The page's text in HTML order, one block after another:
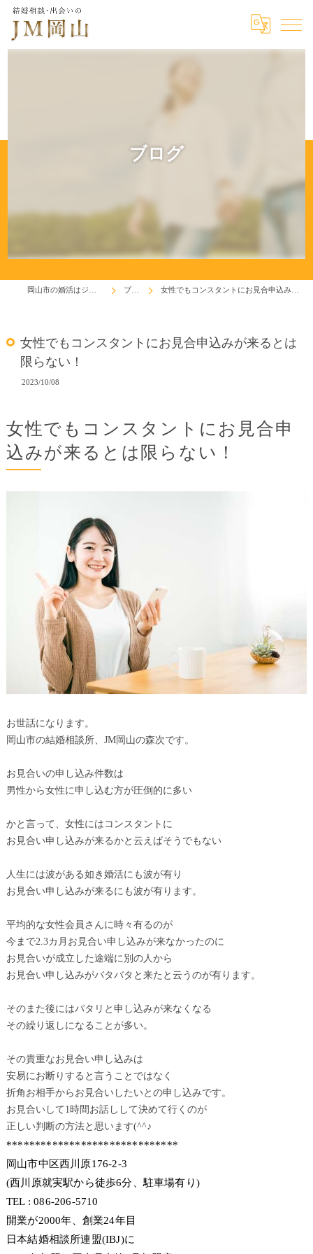
ブログ
ブログ 女性でもコンスタントにお見合申込みが来るとは限らない！
女性でもコンスタントにお見合申込みが来るとは
限らない！
2023/10/08
女性でもコンスタントにお見合申
込みが来るとは限らない！
お世話になります。
岡山市の結婚相談所、JM岡山の森次です。
お見合いの申し込み件数は
男性から女性に申し込む方が圧倒的に多い
かと言って、女性にはコンスタントに
お見合い申し込みが来るかと云えばそうでもない
人生には波がある如き婚活にも波が有り
お見合い申し込みが来るにも波が有ります。
平均的な女性会員さんに時々有るのが
今まで2.3カ月お見合い申し込みが来なかったのに
お見合いが成立した途端に別の人から
お見合い申し込みがバタバタと来たと云うのが有ります。
そのまた後にはパタリと申し込みが来なくなる
その繰り返しになることが多い。
その貴重なお見合い申し込みは
安易にお断りすると言うことではなく
折角お相手からお見合いしたいとの申し込みです。
お見合いして1時間お話しして決めて行くのが
正しい判断の方法と思います(^^♪
******************************
岡山市中区西川原176-2-3
(西川原就実駅から徒歩6分、駐車場有り)
TEL : 086-206-5710
開業が2000年、創業24年目
日本結婚相談所連盟(IBJ)に